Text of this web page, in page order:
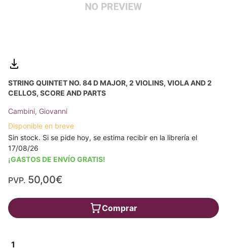
STRING QUINTET NO. 84 D MAJOR, 2 VIOLINS, VIOLA AND 2
CELLOS, SCORE AND PARTS
Cambini, Giovanni
Disponible en breve
Sin stock. Si se pide hoy, se estima recibir en la librería el
17/08/26
¡GASTOS DE ENVÍO GRATIS!
PVP. 50,00€
Comprar
1